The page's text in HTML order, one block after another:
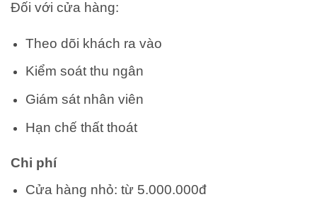
Đối với cửa hàng:
Theo dõi khách ra vào
Kiểm soát thu ngân
Giám sát nhân viên
Hạn chế thất thoát
Chi phí
Cửa hàng nhỏ: từ 5.000.000đ